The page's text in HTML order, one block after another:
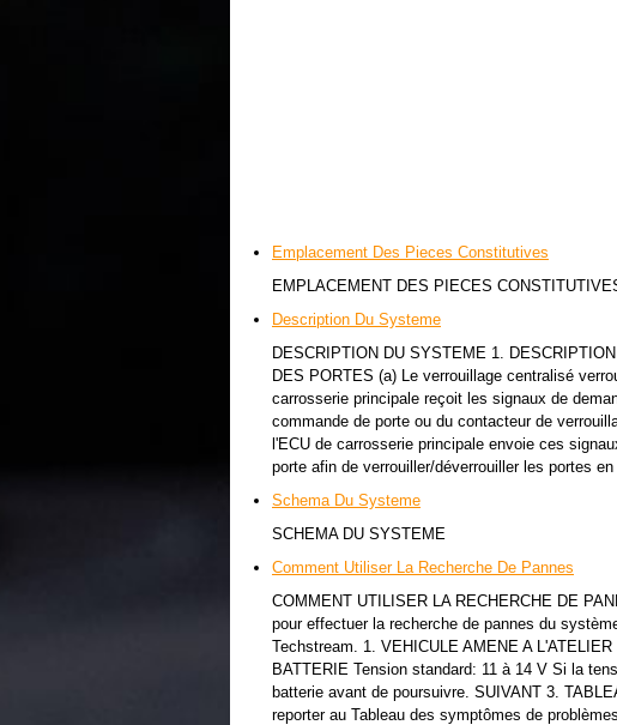
Emplacement Des Pieces Constitutives
EMPLACEMENT DES PIECES
Description Du Systeme
DESCRIPTION DU SYSTEME 1.
DES PORTES (a) Le verrouillage centralisé
carrosserie principale reçoit les signaux de
commande de porte ou du contacteur de
l'ECU de carrosserie principale envoie ces
porte afin de verrouiller/déverrouiller les portes
Schema Du Systeme
SCHEMA DU SYSTEME
Comment Utiliser La Recherche De Pannes
COMMENT UTILISER LA RECHERCHE DE
pour effectuer la recherche de pannes du
Techstream. 1. VEHICULE AMENE A
BATTERIE Tension standard: 11 à 14 V Si la
batterie avant de poursuivre. SUIVANT 3.
reporter au Tableau des symptômes de